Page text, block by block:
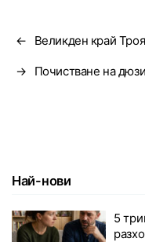
← Великден край
→ Почистване на дюзи
Най-нови
5